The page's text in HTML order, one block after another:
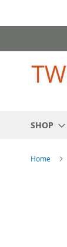
direct
naar
de
SHOP
Home